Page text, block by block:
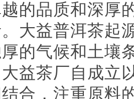
的品质和深厚
大益普洱茶起
的气候和土壤
益茶厂自成立
合，注重原料